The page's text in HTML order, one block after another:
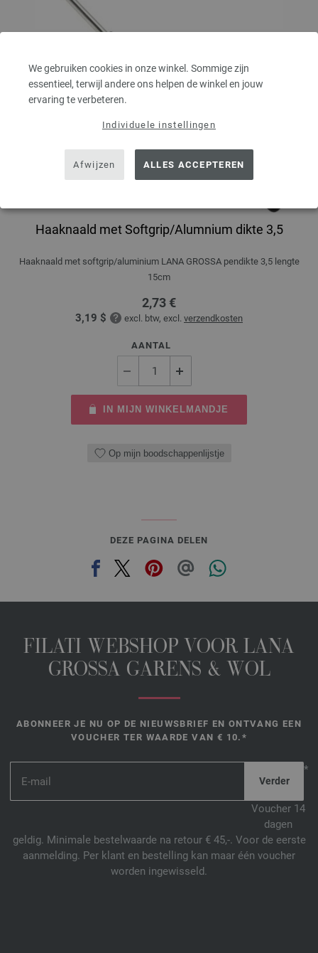
We gebruiken cookies in onze winkel. Sommige zijn
essentieel, terwijl andere ons helpen de winkel en jouw
ervaring te verbeteren.
Individuele instellingen
Afwijzen ALLES ACCEPTEREN
Haaknaald met Softgrip/Alumnium dikte 3,5
Haaknaald met softgrip/aluminium LANA GROSSA pendikte 3,5 lengte
15cm
2,73 €
3,19 $ excl. btw, excl. verzendkosten
AANTAL
IN MIJN WINKELMANDJE
Op mijn boodschappenlijstje
DEZE PAGINA DELEN
FILATI WEBSHOP VOOR LANA
GROSSA GARENS & WOL
ABONNEER JE NU OP DE NIEUWSBRIEF EN ONTVANG EEN
VOUCHER TER WAARDE VAN € 10.*
*
Voucher 14
dagen
geldig. Minimale bestelwaarde na retour € 45,-. Voor de eerste
aanmelding. Per klant en bestelling kan maar één voucher
worden ingewisseld.